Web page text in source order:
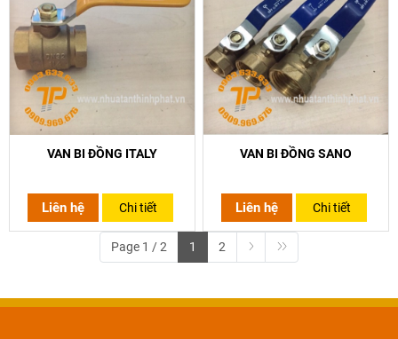
VAN BI ĐỒNG ITALY
Liên hệ Chi tiết
VAN BI ĐỒNG SANO
Liên hệ Chi tiết
Page 1 / 2 1 2